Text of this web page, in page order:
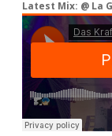
Latest Mix: @ La